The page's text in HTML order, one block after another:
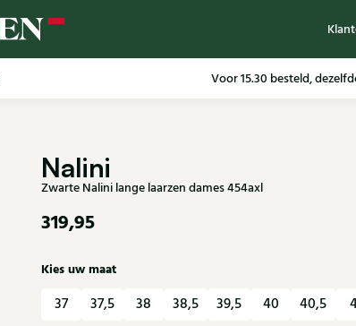
Voor 15.30 besteld,
Gratis verzending in NL
Nalini
Zwarte Nalini lange laarzen dames 454axl
319,95
Kies uw maat
37 37,5 38 38,5 39,5 40 40,5